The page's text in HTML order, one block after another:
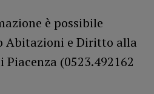
è possibile
Abitazioni e Diritto alla
Piacenza (0523.492162